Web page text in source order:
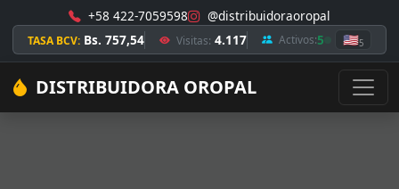
+58 422-7059598 @distribuidoraoropal
TASA BCV: Bs. 757,54 Visitas: 4.117 Activos:5 🇺🇸5
DISTRIBUIDORA OROPAL